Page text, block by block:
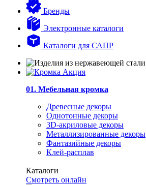
Бренды
Электронные каталоги
Каталоги для САПР
01. Мебельная кромка
Древесные декоры
Однотонные декоры
3D-акриловые декоры
Металлизированные декоры
Фантазийные декоры
Клей-расплав
Каталоги
Смотреть онлайн